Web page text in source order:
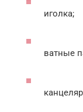
иголка;
ватные